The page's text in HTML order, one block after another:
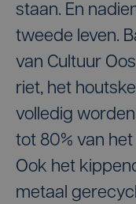
staan. En
tweede leven.
van Cultuur
riet, het
volledig
tot 80% van
Ook het
metaal